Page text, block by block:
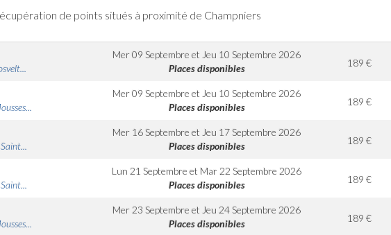
de points situés à proximité de Champniers
Mer 09 Septembre et Jeu 10 Septembre 2026
Places disponibles
189€
Mer 09 Septembre et Jeu 10 Septembre 2026
Places disponibles
189€
Mer 16 Septembre et Jeu 17 Septembre 2026
Places disponibles
189€
Lun 21 Septembre et Mar 22 Septembre 2026
Places disponibles
189€
Mer 23 Septembre et Jeu 24 Septembre 2026
Places disponibles
189€